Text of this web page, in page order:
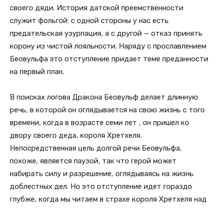
своего дяди. История датской преемственности
служит фольгой: с одной стороны у нас есть
предательская узурпация, а с другой — отказ принять
корону из чистой лояльности. Наряду с прославлением
Беовульфа это отступление придает теме преданности
на первый план.
В поисках логова Дракона Беовульф делает длинную
речь, в которой он оглядывается на свою жизнь с того
времени, когда в возрасте семи лет , он пришел ко
двору своего деда, короля Хретхеля.
Непосредственная цель долгой речи Беовульфа,
похоже, является паузой, так что герой может
набирать силу и разрешение, оглядываясь на жизнь
доблестных дел. Но это отступление идет гораздо
глубже, когда мы читаем в страхе короля Хретхеля над